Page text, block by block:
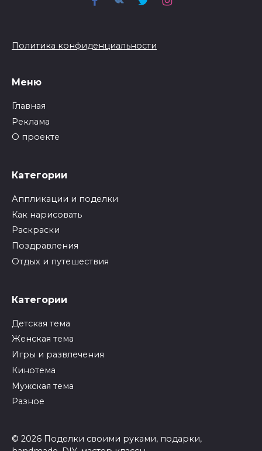
Политика конфиденциальности
Меню
Главная
Реклама
О проекте
Категории
Аппликации и поделки
Как нарисовать
Раскраски
Поздравления
Отдых и путешествия
Категории
Детская тема
Женская тема
Игры и развлечения
Кинотема
Мужская тема
Разное
© 2026 Поделки своими руками, подарки,